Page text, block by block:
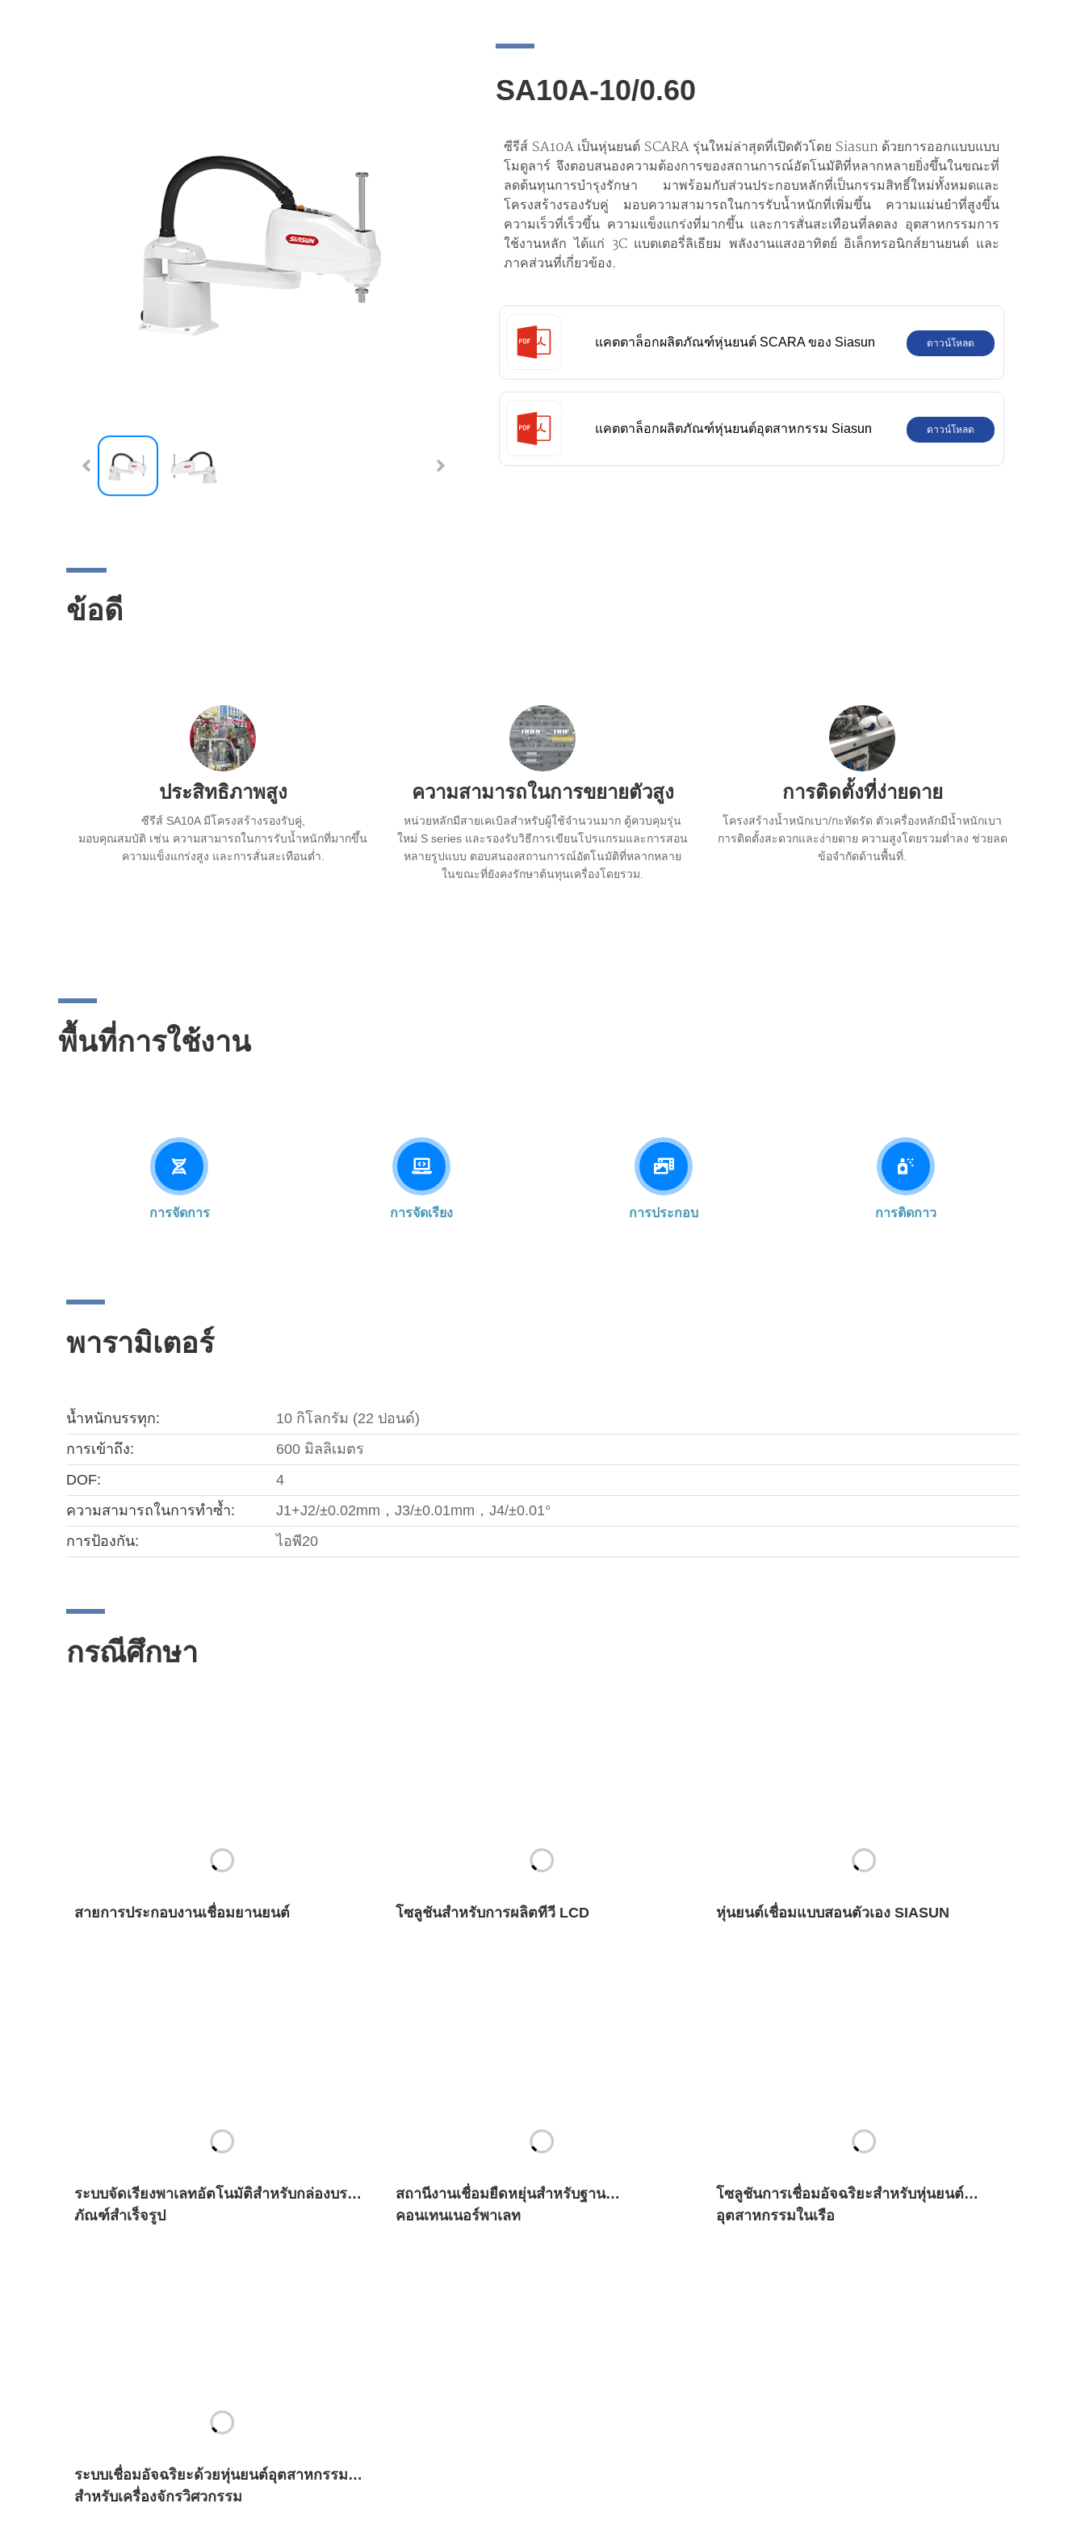
SA10A-10/0.60
ซีรีส์ SA10A เป็นหุ่นยนต์ SCARA รุ่นใหม่ล่าสุดที่เปิดตัวโดย Siasun ด้วยการออกแบบแบบ
โมดูลาร์ จึงตอบสนองความต้องการของสถานการณ์อัตโนมัติที่หลากหลายยิ่งขึ้นในขณะที่
ลดต้นทุนการบำรุงรักษา มาพร้อมกับส่วนประกอบหลักที่เป็นกรรมสิทธิ์ใหม่ทั้งหมดและ
โครงสร้างรองรับคู่ มอบความสามารถในการรับน้ำหนักที่เพิ่มขึ้น ความแม่นยำที่สูงขึ้น
ความเร็วที่เร็วขึ้น ความแข็งแกร่งที่มากขึ้น และการสั่นสะเทือนที่ลดลง อุตสาหกรรมการ
ใช้งานหลัก ได้แก่ 3C แบตเตอรี่ลิเธียม พลังงานแสงอาทิตย์ อิเล็กทรอนิกส์ยานยนต์ และ
ภาคส่วนที่เกี่ยวข้อง.
แคตตาล็อกผลิตภัณฑ์หุ่นยนต์ SCARA ของ Siasun ดาวน์โหลด
แคตตาล็อกผลิตภัณฑ์หุ่นยนต์อุตสาหกรรม Siasun ดาวน์โหลด
ข้อดี
ประสิทธิภาพสูง
ซีรีส์ SA10A มีโครงสร้างรองรับคู่,
มอบคุณสมบัติ เช่น ความสามารถในการรับน้ำหนักที่มากขึ้น
ความแข็งแกร่งสูง และการสั่นสะเทือนต่ำ.
ความสามารถในการขยายตัวสูง
หน่วยหลักมีสายเคเบิลสำหรับผู้ใช้จำนวนมาก ตู้ควบคุมรุ่น
ใหม่ S series และรองรับวิธีการเขียนโปรแกรมและการสอน
หลายรูปแบบ ตอบสนองสถานการณ์อัตโนมัติที่หลากหลาย
ในขณะที่ยังคงรักษาต้นทุนเครื่องโดยรวม.
การติดตั้งที่ง่ายดาย
โครงสร้างน้ำหนักเบา/กะทัดรัด ตัวเครื่องหลักมีน้ำหนักเบา
การติดตั้งสะดวกและง่ายดาย ความสูงโดยรวมต่ำลง ช่วยลด
ข้อจำกัดด้านพื้นที่.
พื้นที่การใช้งาน
การจัดการ การจัดเรียง การประกอบ การติดกาว
พารามิเตอร์
น้ำหนักบรรทุก:
10 กิโลกรัม (22 ปอนด์)
การเข้าถึง:
600 มิลลิเมตร
DOF:
4
ความสามารถในการทำซ้ำ:
J1+J2/±0.02mm，J3/±0.01mm，J4/±0.01°
การป้องกัน:
ไอพี20
กรณีศึกษา
สายการประกอบงานเชื่อมยานยนต์ โซลูชันสำหรับการผลิตทีวี LCD หุ่นยนต์เชื่อมแบบสอนตัวเอง SIASUN
ระบบจัดเรียงพาเลทอัตโนมัติสำหรับกล่องบรรจุ
ภัณฑ์สำเร็จรูป
สถานีงานเชื่อมยืดหยุ่นสำหรับฐาน
คอนเทนเนอร์พาเลท
โซลูชันการเชื่อมอัจฉริยะสำหรับหุ่นยนต์
อุตสาหกรรมในเรือ
ระบบเชื่อมอัจฉริยะด้วยหุ่นยนต์อุตสาหกรรม
สำหรับเครื่องจักรวิศวกรรม